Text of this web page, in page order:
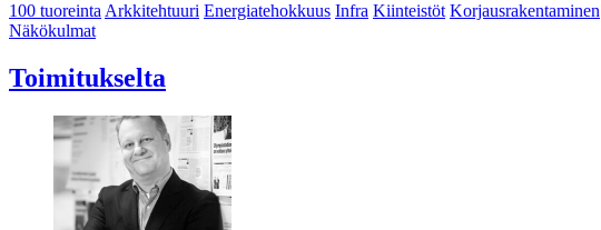
100 tuoreintaArkkitehtuuri Energiatehokkuus Infra Kiinteistöt Korjausrakentaminen
Näkökulmat
Toimitukselta